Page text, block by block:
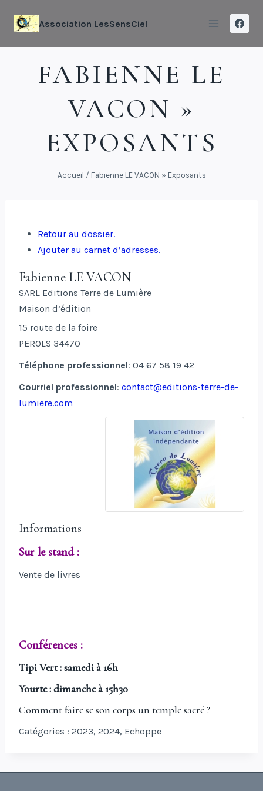
Association LesSensCiel
FABIENNE LE
VACON »
EXPOSANTS
Accueil / Fabienne LE VACON » Exposants
Retour au dossier.
Ajouter au carnet d’adresses.
Fabienne LE VACON
SARL Editions Terre de Lumière
Maison d’édition
15 route de la foire
PEROLS 34470
Téléphone professionnel: 04 67 58 19 42
Courriel professionnel: contact@editions-terre-de-
lumiere.com
Informations
Sur le stand :
Vente de livres
Conférences :
Tipi Vert : samedi à 16h
Yourte : dimanche à 15h30
Comment faire se son corps un temple sacré ?
Catégories : 2023, 2024, Echoppe